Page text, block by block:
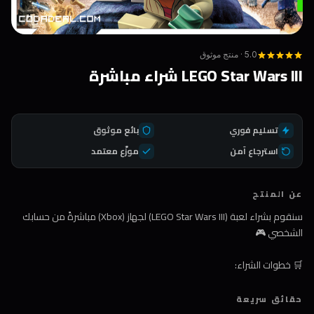
5.0 · منتج موثوق
LEGO Star Wars III شراء مباشرة
تسليم فوري
بائع موثوق
استرجاع آمن
موزّع معتمد
عن المنتج
سنقوم بشراء لعبة (LEGO Star Wars III) لجهاز (Xbox) مباشرةً من حسابك
الشخصي 🎮
🛒 خطوات الشراء:
1️⃣ اضغط على زر الشراء
حقائق سريعة